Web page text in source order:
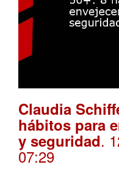
Claudia
hábitos para
y seguridad.
07:29